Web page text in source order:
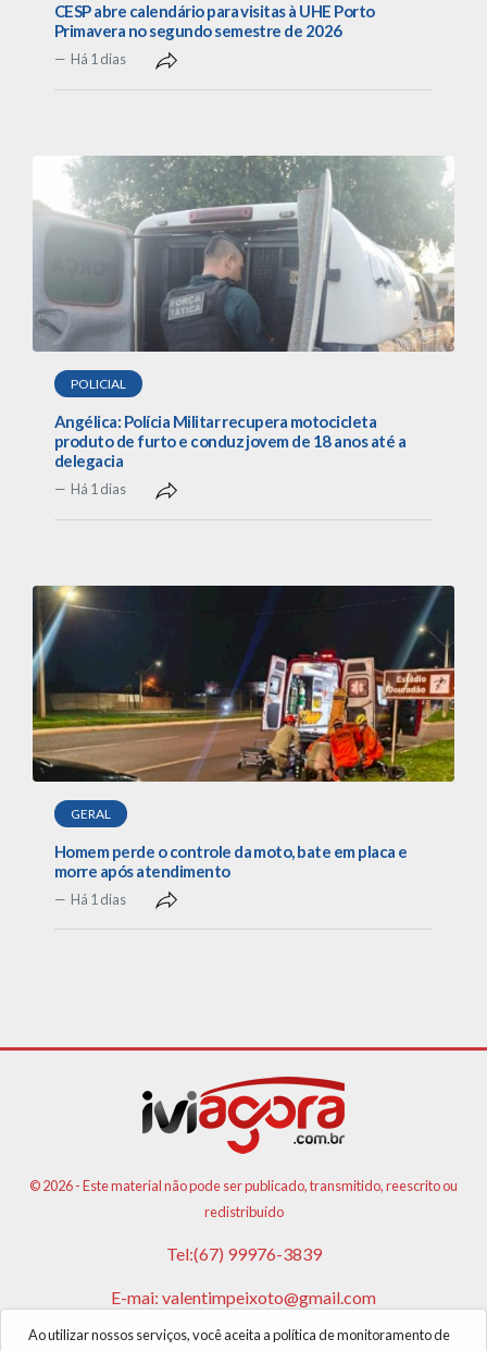
CESP abre calendário para visitas à UHE Porto
Primavera no segundo semestre de 2026
Há 1 dias
POLICIAL
Angélica: Polícia Militar recupera motocicleta
produto de furto e conduz jovem de 18 anos até a
delegacia
Há 1 dias
GERAL
Homem perde o controle da moto, bate em placa e
morre após atendimento
Há 1 dias
Ao utilizar nossos serviços, você aceita a política de monitoramento de
© 2026 - Este material não pode ser publicado, transmitido, reescrito ou
redistribuído
Tel:(67) 99976-3839
E-mai: valentimpeixoto@gmail.com
VPA AGENCIA DE PUBLICIDADES E NOTICIAS LTDA